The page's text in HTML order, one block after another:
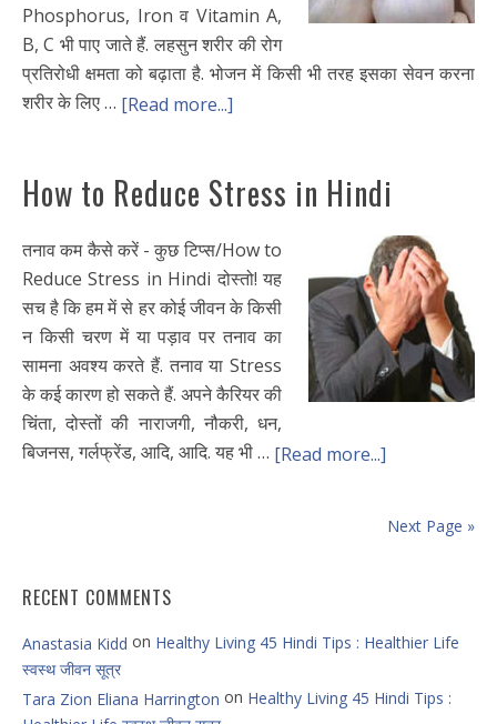
Phosphorus, Iron व Vitamin A,
B, C भी पाए जाते हैं. लहसुन शरीर की रोग
प्रतिरोधी क्षमता को बढ़ाता है. भोजन में किसी भी तरह इसका सेवन करना
शरीर के लिए … [Read more...]
How to Reduce Stress in Hindi
तनाव कम कैसे करें - कुछ टिप्स/How to
Reduce Stress in Hindi दोस्तो! यह
सच है कि हम में से हर कोई जीवन के किसी
न किसी चरण में या पड़ाव पर तनाव का
सामना अवश्य करते हैं. तनाव या Stress
के कई कारण हो सकते हैं. अपने कैरियर की
चिंता, दोस्तों की नाराजगी, नौकरी, धन,
बिजनस, गर्लफ्रेंड, आदि, आदि. यह भी … [Read more...]
Next Page »
RECENT COMMENTS
Anastasia Kidd on Healthy Living 45 Hindi Tips : Healthier Life
स्वस्थ जीवन सूत्र
Tara Zion Eliana Harrington on Healthy Living 45 Hindi Tips :